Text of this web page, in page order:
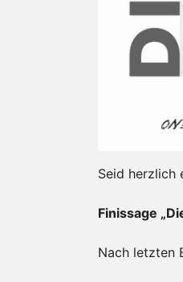
Seid herzlich
Finissage
Nach letzten